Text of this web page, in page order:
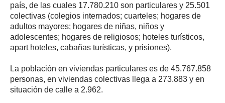
país, de las cuales 17.780.210 son particulares y 25.501
colectivas (colegios internados; cuarteles; hogares de
adultos mayores; hogares de niñas, niños y
adolescentes; hogares de religiosos; hoteles turísticos,
apart hoteles, cabañas turísticas, y prisiones).
La población en viviendas particulares es de 45.767.858
personas, en viviendas colectivas llega a 273.883 y en
situación de calle a 2.962.